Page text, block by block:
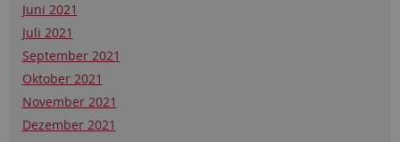
Juni 2021
Juli 2021
September 2021
Oktober 2021
November 2021
Dezember 2021